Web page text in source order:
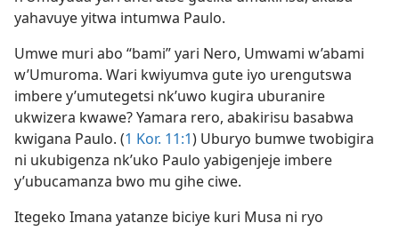
yahavuye yitwa intumwa Paulo.
Umwe muri abo “bami” yari Nero, Umwami w’abami
w’Umuroma. Wari kwiyumva gute iyo urengutswa
imbere y’umutegetsi nk’uwo kugira uburanire
ukwizera kwawe? Yamara rero, abakirisu basabwa
kwigana Paulo. (1 Kor. 11:1) Uburyo bumwe twobigira
ni ukubigenza nk’uko Paulo yabigenjeje imbere
y’ubucamanza bwo mu gihe ciwe.
Itegeko Imana yatanze biciye kuri Musa ni ryo